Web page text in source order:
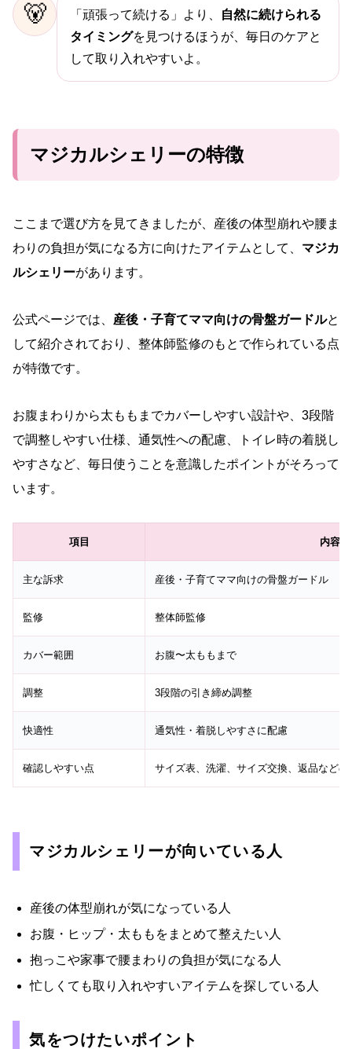
🐻 「頑張って続ける」より、
自然に続けられる
タイミングを見つけるほうが、毎日のケアと
して取り入れやすいよ。
マジカルシェリーの特徴
ここまで選び方を見てきましたが、産後の体型崩れや腰ま
わりの負担が気になる方に向けたアイテムとして、 マジカ
ルシェリーがあります。
公式ページでは、 産後・子育てママ向けの骨盤ガードルと
して紹介されており、整体師監修のもとで作られている点
が特徴です。
お腹まわりから太ももまでカバーしやすい設計や、3段階
で調整しやすい仕様、通気性への配慮、トイレ時の着脱し
やすさなど、毎日使うことを意識したポイントがそろって
います。
項目 内容
主な訴求 産後・子育てママ向けの骨盤ガードル
監修 整体師監修
カバー範囲 お腹〜太ももまで
調整 3段階の引き締め調整
快適性 通気性・着脱しやすさに配慮
確認しやすい点 サイズ表、洗濯、サイズ交換、返品などの
マジカルシェリーが向いている人
産後の体型崩れが気になっている人
お腹・ヒップ・太ももをまとめて整えたい人
抱っこや家事で腰まわりの負担が気になる人
忙しくても取り入れやすいアイテムを探している人
気をつけたいポイント